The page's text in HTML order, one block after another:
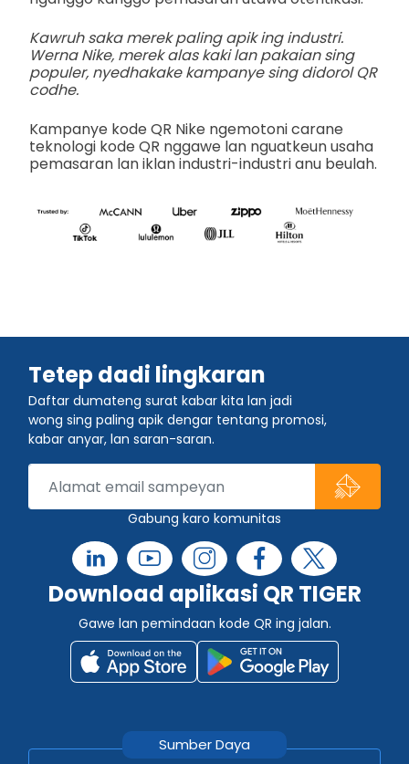
Kawruh saka merek paling apik ing industri.
Werna Nike, merek alas kaki lan pakaian sing
populer, nyedhakake kampanye sing didorol QR
codhe.
Kampanye kode QR Nike ngemotoni carane
teknologi kode QR nggawe lan nguatkeun usaha
pemasaran lan iklan industri-industri anu beulah.
Tetep dadi lingkaran
Daftar dumateng surat kabar kita lan jadi
wong sing paling apik dengar tentang promosi,
kabar anyar, lan saran-saran.
Gabung karo komunitas
Download aplikasi QR TIGER
Gawe lan pemindaan kode QR ing jalan.
Sumber Daya